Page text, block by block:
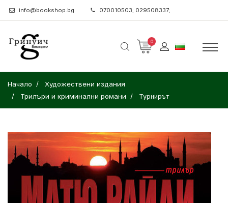
info@bookshop.bg 070010503; 029508337;
0
Начало
Художествени издания
Трилъри и криминални романи
Турнирът